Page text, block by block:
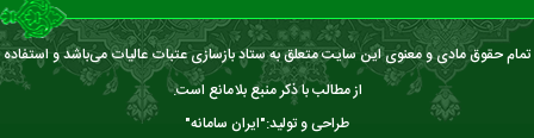
تمام حقوق مادی و معنوی این سایت متعلق به ستاد بازسازی عتبات عالیات می‌باشد و استفاده
از مطالب با ذکر منبع بلامانع است.
طراحی و تولید:"ایران سامانه"